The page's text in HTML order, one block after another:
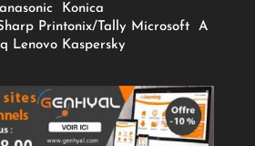
Konica
Printonix/Tally Microsoft
A
Lenovo Kaspersky